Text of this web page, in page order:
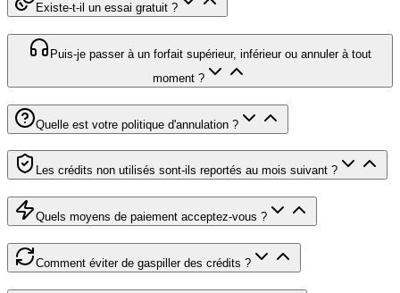
Existe-t-il un essai gratuit ?
Puis-je passer à un forfait supérieur, inférieur ou annuler à tout
moment ?
Quelle est votre politique d'annulation ?
Les crédits non utilisés sont-ils reportés au mois suivant ?
Quels moyens de paiement acceptez-vous ?
Comment éviter de gaspiller des crédits ?